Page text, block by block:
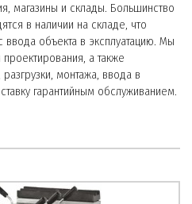
магазины и склады. Большинство
в наличии на складе, что
объекта в эксплуатацию. Мы
а также
монтажа, ввода в
гарантийным обслуживанием.